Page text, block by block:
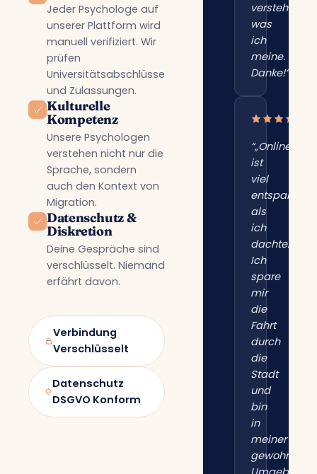
Jeder Psychologe auf
unserer Plattform wird
manuell verifiziert. Wir
prüfen
Universitätsabschlüsse
und Zulassungen.
Kulturelle
Kompetenz
Unsere Psychologen
verstehen nicht nur die
Sprache, sondern
auch den Kontext von
Migration.
Datenschutz &
Diskretion
Deine Gespräche sind
verschlüsselt. Niemand
erfährt davon.
Verbindung
Verschlüsselt
Datenschutz
DSGVO Konform
versteht,
was
ich
meine.
Danke!“”
“„Online
ist
viel
entspannter
als
ich
dachte.
Ich
spare
mir
die
Fahrt
durch
die
Stadt
und
bin
in
meiner
gewohnten